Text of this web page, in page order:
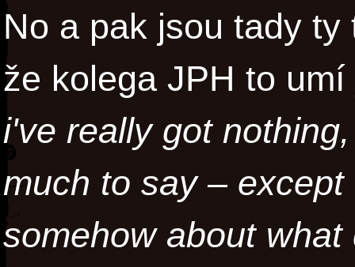
No a pak jsou tady
že kolega JPH to
i've really got
much to say –
somehow about